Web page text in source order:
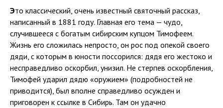
Это классический, очень известный святочный рассказ,
написанный в 1881 году. Главная его тема — чудо,
случившееся с богатым сибирским купцом Тимофеем.
Жизнь его сложилась непросто, он рос под опекой своего
дяди, с которым в юности поссорился: дядя его жестоко и
несправедливо оскорбил, унизил. Не стерпев оскорбления,
Тимофей ударил дядю «оружием» (подробностей не
приводится), был вполне справедливо осужден и
приговорен к ссылке в Сибирь. Там он удачно